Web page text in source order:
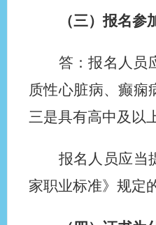
（三）报名
答：报名人员
质性心脏病、癫痫
三是具有高中及以
报名人员应当
家职业标准》规定